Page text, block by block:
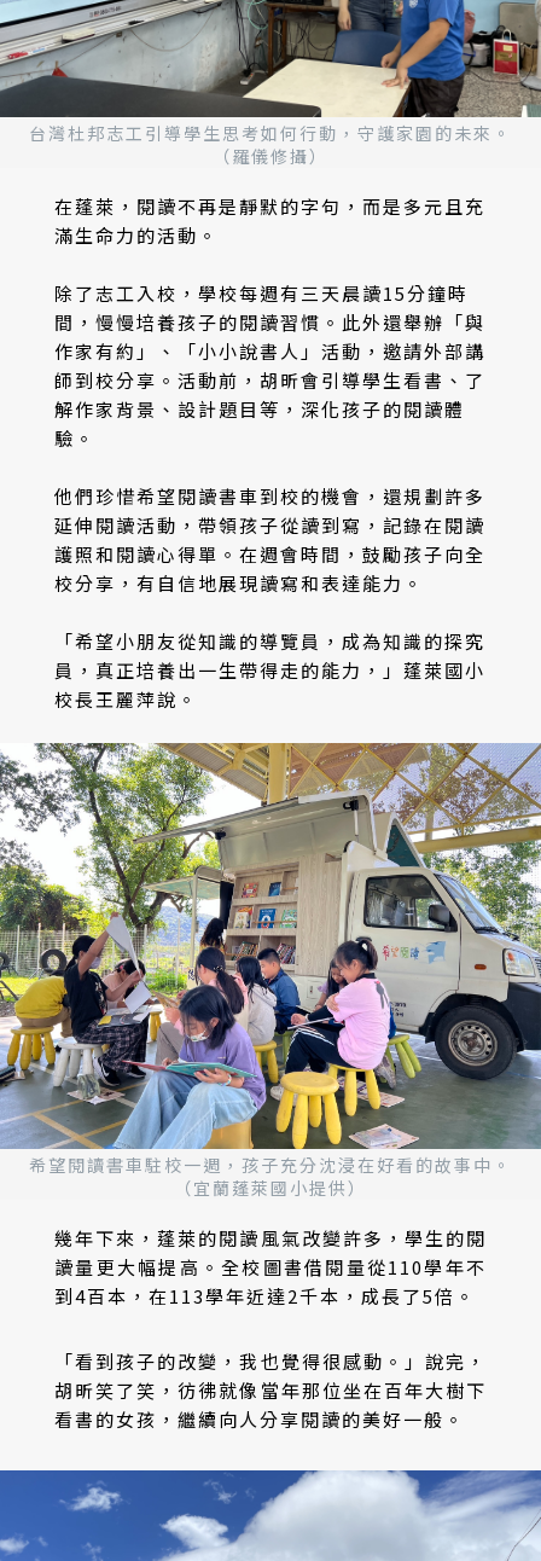
台灣杜邦志工引導學生思考如何行動，守護家園的未來。
（羅儀修攝）
在蓬萊，閱讀不再是靜默的字句，而是多元且充
滿生命力的活動。
除了志工入校，學校每週有三天晨讀15分鐘時
間，慢慢培養孩子的閱讀習慣。此外還舉辦「與
作家有約」、「小小說書人」活動，邀請外部講
師到校分享。活動前，胡昕會引導學生看書、了
解作家背景、設計題目等，深化孩子的閱讀體
驗。
他們珍惜希望閱讀書車到校的機會，還規劃許多
延伸閱讀活動，帶領孩子從讀到寫，記錄在閱讀
護照和閱讀心得單。在週會時間，鼓勵孩子向全
校分享，有自信地展現讀寫和表達能力。
「希望小朋友從知識的導覽員，成為知識的探究
員，真正培養出一生帶得走的能力，」蓬萊國小
校長王麗萍說。
希望閱讀書車駐校一週，孩子充分沈浸在好看的故事中。
（宜蘭蓬萊國小提供）
幾年下來，蓬萊的閱讀風氣改變許多，學生的閱
讀量更大幅提高。全校圖書借閱量從110學年不
到4百本，在113學年近達2千本，成長了5倍。
「看到孩子的改變，我也覺得很感動。」說完，
胡昕笑了笑，彷彿就像當年那位坐在百年大樹下
看書的女孩，繼續向人分享閱讀的美好一般。